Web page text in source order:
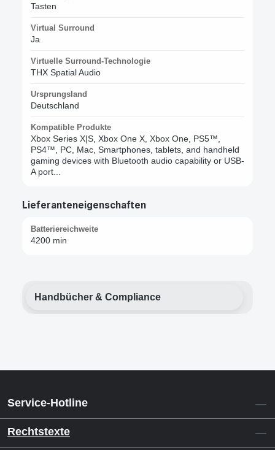
Tasten
Virtual Surround
Ja
Virtuelle Surround-Technologie
THX Spatial Audio
Ursprungsland
Deutschland
Kompatible Produkte
Xbox Series X|S, Xbox One X, Xbox One, PS5™,
PS4™, PC, Mac, Smartphones, tablets, and handheld
gaming devices with Bluetooth audio capability or USB-
A port...
Lieferanteneigenschaften
Batteriereichweite
4200 min
Handbücher & Compliance
Service-Hotline
Rechtstexte